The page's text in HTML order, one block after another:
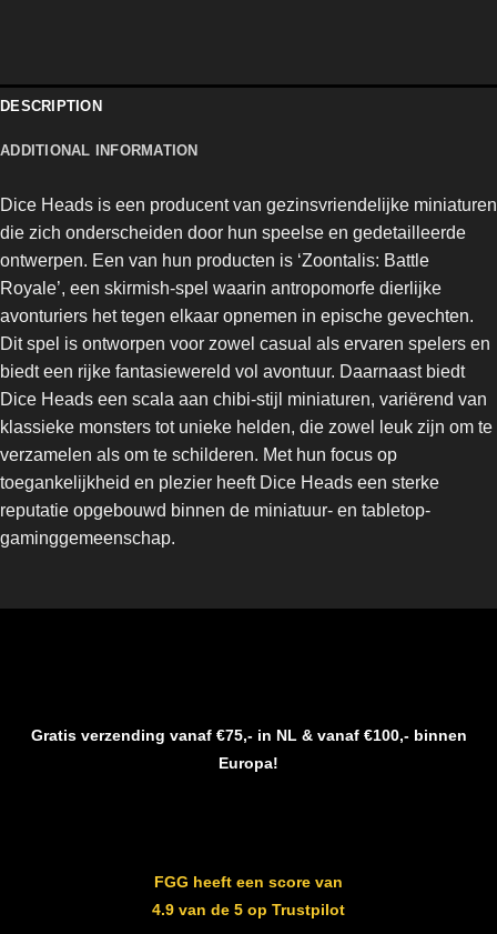
DESCRIPTION
ADDITIONAL INFORMATION
Dice Heads is een producent van gezinsvriendelijke miniaturen
die zich onderscheiden door hun speelse en gedetailleerde
ontwerpen. Een van hun producten is ‘Zoontalis: Battle
Royale’, een skirmish-spel waarin antropomorfe dierlijke
avonturiers het tegen elkaar opnemen in epische gevechten.
Dit spel is ontworpen voor zowel casual als ervaren spelers en
biedt een rijke fantasiewereld vol avontuur. Daarnaast biedt
Dice Heads een scala aan chibi-stijl miniaturen, variërend van
klassieke monsters tot unieke helden, die zowel leuk zijn om te
verzamelen als om te schilderen. Met hun focus op
toegankelijkheid en plezier heeft Dice Heads een sterke
reputatie opgebouwd binnen de miniatuur- en tabletop-
gaminggemeenschap.
Gratis verzending vanaf €75,- in NL & vanaf €100,- binnen
Europa!
FGG heeft een score van
4.9 van de 5 op Trustpilot